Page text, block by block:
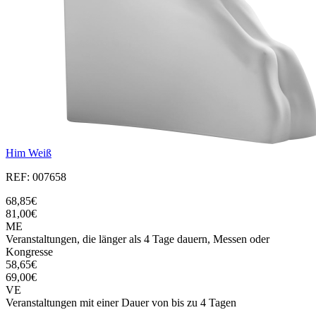
Him Weiß
REF: 007658
68,85€
81,00€
ME
Veranstaltungen, die länger als 4 Tage dauern, Messen oder
Kongresse
58,65€
69,00€
VE
Veranstaltungen mit einer Dauer von bis zu 4 Tagen